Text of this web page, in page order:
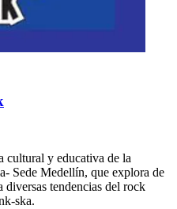
cultural y educativa de la
Sede Medellín, que explora de
diversas tendencias del rock
ska.